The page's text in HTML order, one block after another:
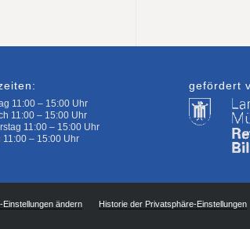
11:00 – 15:00 Uhr
11:00 – 15:00 Uhr
11:00 – 15:00 Uhr
11:00 – 15:00 Uhr
gefördert
Einstellungen ändern Historie der Privatsphäre-Einstellungen